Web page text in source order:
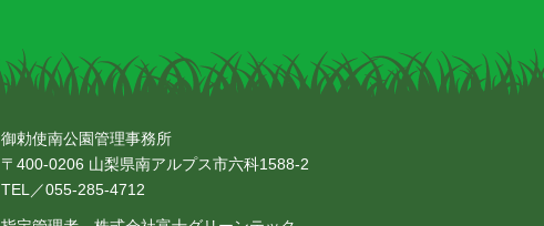
御勅使南公園管理事務所
〒400-0206 山梨県南アルプス市六科1588-2
TEL／055-285-4712